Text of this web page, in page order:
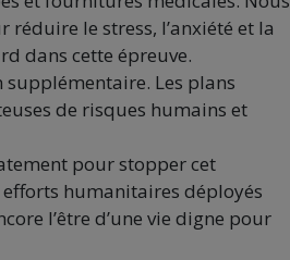
le stress, l’anxiété et la
dans cette épreuve.
Les plans
de risques humains et
pour stopper cet
humanitaires déployés
l’être d’une vie digne pour